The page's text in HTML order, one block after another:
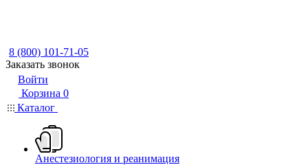
8 (800) 101-71-05
Заказать звонок
Войти
Корзина 0
Каталог
Анестезиология и реанимация